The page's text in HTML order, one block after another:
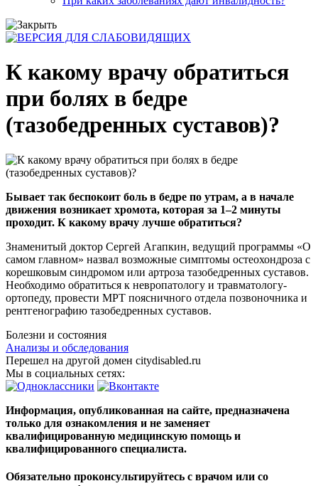
К какому врачу обратиться
при болях в бедре
(тазобедренных суставов)?
Бывает так беспокоит боль в бедре по утрам, а в начале
движения возникает хромота, которая за 1–2 минуты
проходит. К какому врачу лучше обратиться?
Знаменитый доктор Сергей Агапкин, ведущий программы «О
самом главном» назвал возможные симптомы остеохондроза с
корешковым синдромом или артроза тазобедренных суставов.
Необходимо обратиться к невропатологу и травматологу-
ортопеду, провести МРТ поясничного отдела позвоночника и
рент­генографию тазобедренных суставов.
Болезни и состояния
Анализы и обследования
Перешел на другой домен citydisabled.ru
Мы в социальных сетях:
Информация, опубликованная на сайте, предназначена
только для ознакомления и не заменяет
квалифицированную медицинскую помощь и
квалифицированного специалиста.
Обязательно проконсультируйтесь с врачом или со